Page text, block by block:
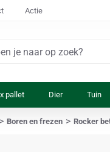
Actie
pallet Dier Tuin
Boren en frezen Rocker